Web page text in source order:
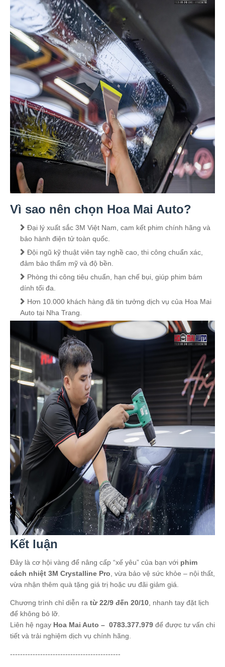
Vì sao nên chọn Hoa Mai Auto?
Đại lý xuất sắc 3M Việt Nam, cam kết phim chính hãng và
bảo hành điện tử toàn quốc.
Đội ngũ kỹ thuật viên tay nghề cao, thi công chuẩn xác,
đảm bảo thẩm mỹ và độ bền.
Phòng thi công tiêu chuẩn, hạn chế bụi, giúp phim bám
dính tối đa.
Hơn 10.000 khách hàng đã tin tưởng dịch vụ của Hoa Mai
Auto tại Nha Trang.
Kết luận
Đây là cơ hội vàng để nâng cấp “xế yêu” của bạn với phim
cách nhiệt 3M Crystalline Pro , vừa bảo vệ sức khỏe – nội thất,
vừa nhận thêm quà tặng giá trị hoặc ưu đãi giảm giá.
Chương trình chỉ diễn ra từ 22/9 đến 20/10 , nhanh tay đặt lịch
để không bỏ lỡ.
Liên hệ ngay Hoa Mai Auto – 0783.377.979 để được tư vấn chi
tiết và trải nghiệm dịch vụ chính hãng.
--------------------------------------------